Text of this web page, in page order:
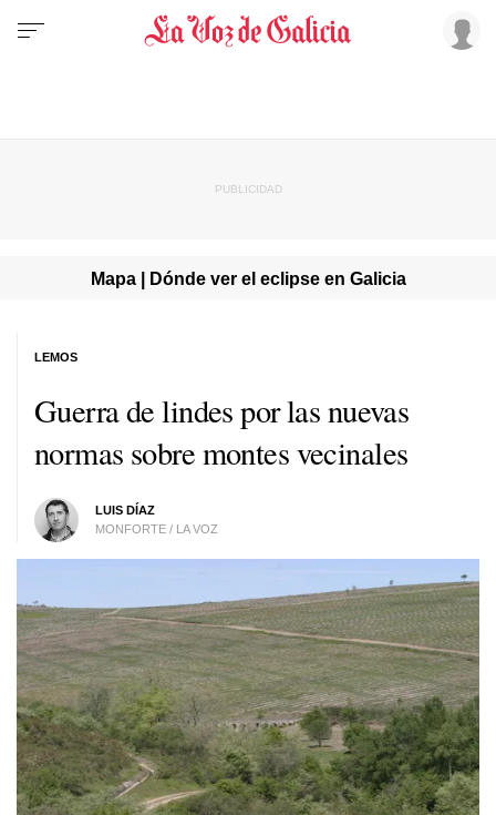
Mapa | Dónde ver el eclipse en Galicia
Guerra de lindes por las nuevas
normas sobre montes vecinales
LUIS DÍAZ
MONFORTE / LA VOZ
LEMOS